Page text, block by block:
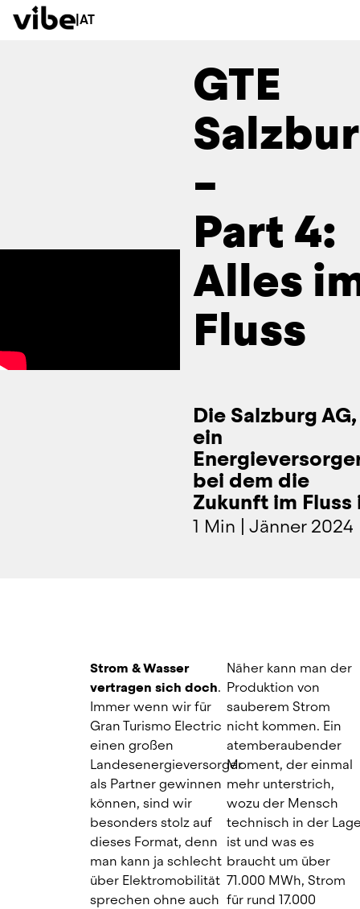
| AT
GTE
–
Part 4:
Alles
Fluss
Die Salzburg AG,
ein
bei dem die
Zukunft im Fluss
1 Min | Jänner 2024
Strom & Wasser
vertragen sich doch.
Immer wenn wir für
Gran Turismo Electric
einen großen
Landesenergieversorger
als Partner gewinnen
können, sind wir
besonders stolz auf
dieses Format, denn
man kann ja schlecht
über Elektromobilität
sprechen ohne auch
Näher kann man der
Produktion von
sauberem Strom
nicht kommen. Ein
atemberaubender
Moment, der einmal
mehr unterstrich,
wozu der Mensch
technisch in der
ist und was es
braucht um über
71.000 MWh, Strom
für rund 17.000